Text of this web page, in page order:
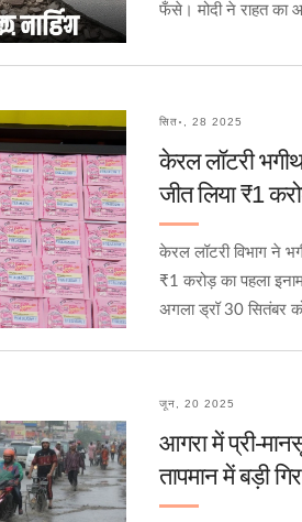
फँसे। मोदी ने राहत का
सित॰, 28 2025
केरल लॉटरी
जीत लिया ₹1
केरल लॉटरी विभाग ने
₹1 करोड़ का पहला इनाम
अगला ड्रॉ 30 सितंबर को
जून, 20 2025
आगरा में प्री-
तापमान में बड़ी